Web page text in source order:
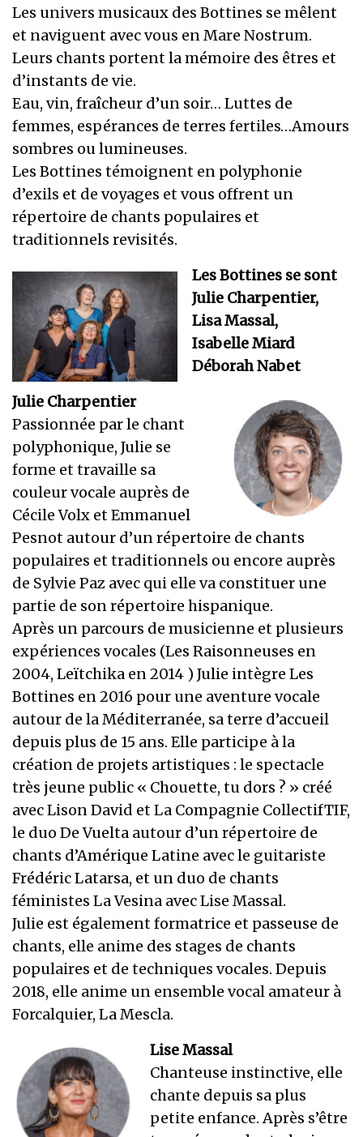
Les univers musicaux des Bottines se mêlent
et naviguent avec vous en Mare Nostrum.
Leurs chants portent la mémoire des êtres et
d’instants de vie.
Eau, vin, fraîcheur d’un soir… Luttes de
femmes, espérances de terres fertiles…Amours
sombres ou lumineuses.
Les Bottines témoignent en polyphonie
d’exils et de voyages et vous offrent un
répertoire de chants populaires et
traditionnels revisités.
Les Bottines se sont
Julie Charpentier,
Lisa Massal,
Isabelle Miard
Déborah Nabet
Julie Charpentier
Passionnée par le chant
polyphonique, Julie se
forme et travaille sa
couleur vocale auprès de
Cécile Volx et Emmanuel
Pesnot autour d’un répertoire de chants
populaires et traditionnels ou encore auprès
de Sylvie Paz avec qui elle va constituer une
partie de son répertoire hispanique.
Après un parcours de musicienne et plusieurs
expériences vocales (Les Raisonneuses en
2004, Leïtchika en 2014 ) Julie intègre Les
Bottines en 2016 pour une aventure vocale
autour de la Méditerranée, sa terre d’accueil
depuis plus de 15 ans. Elle participe à la
création de projets artistiques : le spectacle
très jeune public « Chouette, tu dors ? » créé
avec Lison David et La Compagnie CollectifTIF,
le duo De Vuelta autour d’un répertoire de
chants d’Amérique Latine avec le guitariste
Frédéric Latarsa, et un duo de chants
féministes La Vesina avec Lise Massal.
Julie est également formatrice et passeuse de
chants, elle anime des stages de chants
populaires et de techniques vocales. Depuis
2018, elle anime un ensemble vocal amateur à
Forcalquier, La Mescla.
Lise Massal
Chanteuse instinctive, elle
chante depuis sa plus
petite enfance. Après s’être